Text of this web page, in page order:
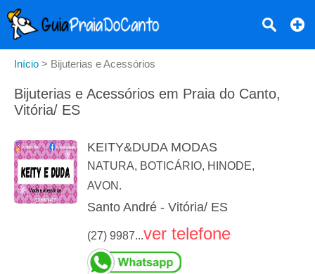
Início > Bijuterias e Acessórios
Bijuterias e Acessórios em Praia do Canto,
Vitória/ ES
KEITY&DUDA MODAS
NATURA, BOTICÁRIO, HINODE,
AVON.
Santo André - Vitória/ ES
(27) 9987...ver telefone